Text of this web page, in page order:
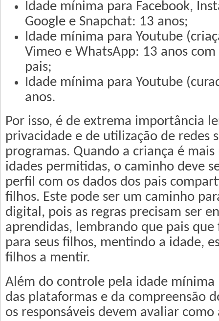
Idade mínima para Facebook,
Google e Snapchat: 13 anos;
Idade mínima para Youtube
Vimeo e WhatsApp: 13 anos
pais;
Idade mínima para Youtube
anos.
Por isso, é de extrema importância
privacidade e de utilização de redes
programas. Quando a criança é
idades permitidas, o caminho deve
perfil com os dados dos pais
filhos. Este pode ser um caminho
digital, pois as regras precisam ser
aprendidas, lembrando que pais que
para seus filhos, mentindo a idade,
filhos a mentir.
Além do controle pela idade mínima
das plataformas e da compreensão
os responsáveis devem avaliar como